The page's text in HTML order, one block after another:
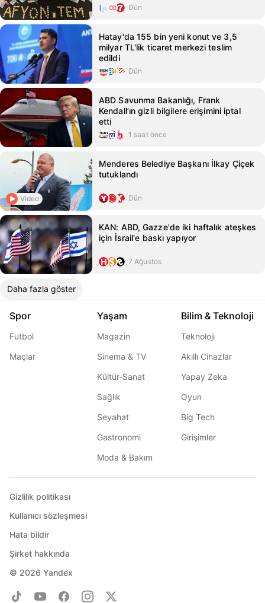
Dün
Hatay'da 155 bin yeni konut ve 3,5
milyar TL'lik ticaret merkezi teslim
edildi
Dün
ABD Savunma Bakanlığı, Frank
Kendall’ın gizli bilgilere erişimini iptal
etti
1 saat önce
Video
Menderes Belediye Başkanı İlkay Çiçek
tutuklandı
Dün
KAN: ABD, Gazze'de iki haftalık ateşkes
için İsrail'e baskı yapıyor
7 Ağustos
Daha fazla göster
Spor
Futbol
Maçlar
Yaşam
Magazin
Sinema & TV
Kültür-Sanat
Sağlık
Seyahat
Gastronomi
Moda & Bakım
Bilim & Teknoloji
Teknoloji
Akıllı Cihazlar
Yapay Zeka
Oyun
Big Tech
Girişimler
© 2026 Yandex
Gizlilik politikası
Kullanıcı sözleşmesi
Hata bildir
Şirket hakkında